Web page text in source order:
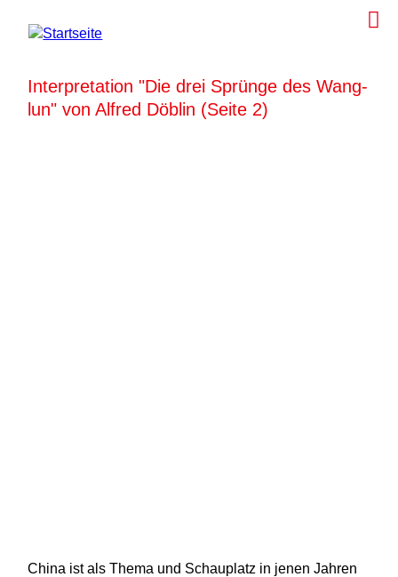
Interpretation "Die drei Sprünge des Wang-
lun" von Alfred Döblin (Seite 2)
China ist als Thema und Schauplatz in jenen Jahren